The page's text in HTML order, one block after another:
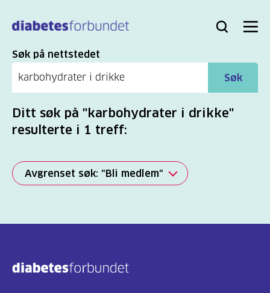
hovedinnhold
Bli
Logg
Søk Meny
Søk
Søk på nettstedet
Søk
Ditt søk på "karbohydrater i drikke"
resulterte i 1 treff:
Avgrenset søk: "Bli medlem"
(2277)
(806)